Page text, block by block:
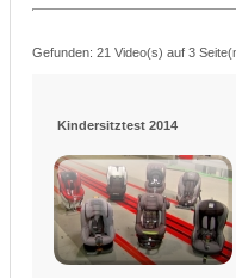
Gefunden: 21 Video(s) auf 3
Kindersitztest 2014